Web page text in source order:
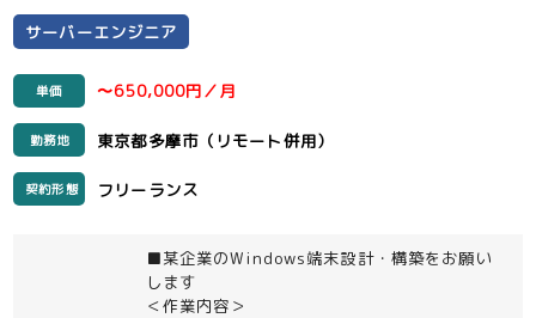
サーバーエンジニア
単価 〜650,000円／月
勤務地 東京都多摩市（リモート併用）
契約形態 フリーランス
■某企業のWindows端末設計・構築をお願い
します
＜作業内容＞